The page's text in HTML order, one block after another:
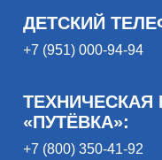
ДЕТСКИЙ
+7 (951) 000-94-94
«ПУТЁВКА»:
+7 (800) 350-41-92